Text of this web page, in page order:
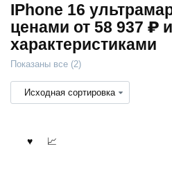
IPhone 16
ценами от 58 937 ₽ и
характеристиками
Показаны все (2)